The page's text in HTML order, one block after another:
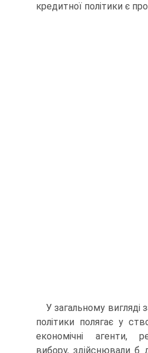
кредитної політики є
У загальному вигляді
політики полягає у
економічні агенти,
вибору, здійснювали б